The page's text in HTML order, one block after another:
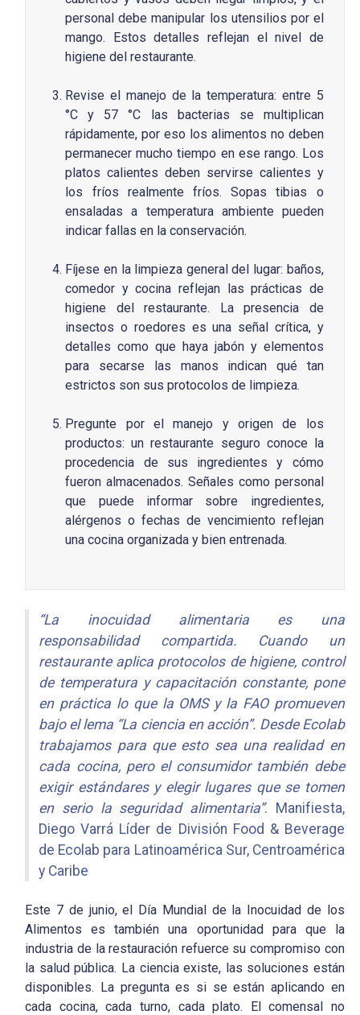
personal debe manipular los utensilios por el
mango. Estos detalles reflejan el nivel de
higiene del restaurante.
Revise el manejo de la temperatura: entre 5
°C y 57 °C las bacterias se multiplican
rápidamente, por eso los alimentos no deben
permanecer mucho tiempo en ese rango. Los
platos calientes deben servirse calientes y
los fríos realmente fríos. Sopas tibias o
ensaladas a temperatura ambiente pueden
indicar fallas en la conservación.
Fíjese en la limpieza general del lugar: baños,
comedor y cocina reflejan las prácticas de
higiene del restaurante. La presencia de
insectos o roedores es una señal crítica, y
detalles como que haya jabón y elementos
para secarse las manos indican qué tan
estrictos son sus protocolos de limpieza.
Pregunte por el manejo y origen de los
productos: un restaurante seguro conoce la
procedencia de sus ingredientes y cómo
fueron almacenados. Señales como personal
que puede informar sobre ingredientes,
alérgenos o fechas de vencimiento reflejan
una cocina organizada y bien entrenada.
“La inocuidad alimentaria es una
responsabilidad compartida. Cuando un
restaurante aplica protocolos de higiene, control
de temperatura y capacitación constante, pone
en práctica lo que la OMS y la FAO promueven
bajo el lema “La ciencia en acción”. Desde Ecolab
trabajamos para que esto sea una realidad en
cada cocina, pero el consumidor también debe
exigir estándares y elegir lugares que se tomen
en serio la seguridad alimentaria”. Manifiesta,
Diego Varrá Líder de División Food & Beverage
de Ecolab para Latinoamérica Sur, Centroamérica
y Caribe
Este 7 de junio, el Día Mundial de la Inocuidad de los
Alimentos es también una oportunidad para que la
industria de la restauración refuerce su compromiso con
la salud pública. La ciencia existe, las soluciones están
disponibles. La pregunta es si se están aplicando en
cada cocina, cada turno, cada plato. El comensal no